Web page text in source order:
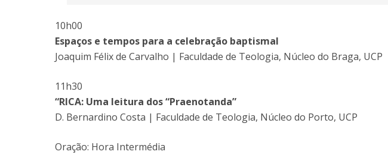
10h00
Espaços e tempos para a celebração baptismal
Joaquim Félix de Carvalho | Faculdade de Teologia, Núcleo do Braga, UCP
11h30
“RICA: Uma leitura dos “Praenotanda”
D. Bernardino Costa | Faculdade de Teologia, Núcleo do Porto, UCP
Oração: Hora Intermédia